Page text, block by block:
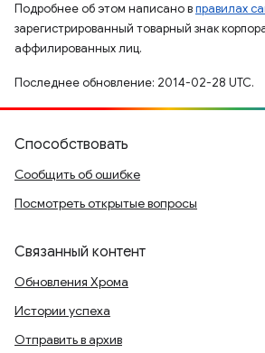
Подробнее об этом написано вправилах
зарегистрированный товарный знак
аффилированных лиц.
Последнее обновление: 2014-02-28 UTC.
Способствовать
Сообщить об ошибке
Посмотреть открытые вопросы
Связанный контент
Обновления Хрома
Истории успеха
Отправить в архив